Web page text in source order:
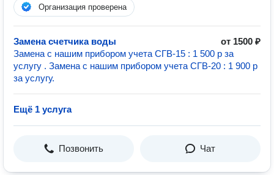
Организация проверена
Замена счетчика воды
от 1500 ₽
Замена с нашим прибором учета СГВ-15 : 1 500 р за
услугу . Замена с нашим прибором учета СГВ-20 : 1 900 р
за услугу.
Ещё 1 услуга
Позвонить Чат